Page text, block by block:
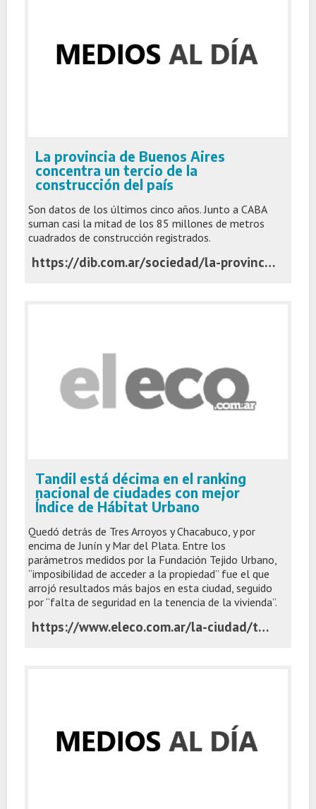
La provincia de Buenos Aires
concentra un tercio de la
construcción del país
Son datos de los últimos cinco años. Junto a CABA
suman casi la mitad de los 85 millones de metros
cuadrados de construcción registrados.
https://dib.com.ar/sociedad/la-provincia-buenos-aires-concentra-un-tercio-la-construccion-del-pais-n54039
Tandil está décima en el ranking
nacional de ciudades con mejor
Índice de Hábitat Urbano
Quedó detrás de Tres Arroyos y Chacabuco, y por
encima de Junín y Mar del Plata. Entre los
parámetros medidos por la Fundación Tejido Urbano,
“imposibilidad de acceder a la propiedad” fue el que
arrojó resultados más bajos en esta ciudad, seguido
por “falta de seguridad en la tenencia de la vivienda”.
https://www.eleco.com.ar/la-ciudad/tandil-esta-decima-en-el-ranking-nacional-de-ciudades-con-mejor-indice-de-habitat-urbano